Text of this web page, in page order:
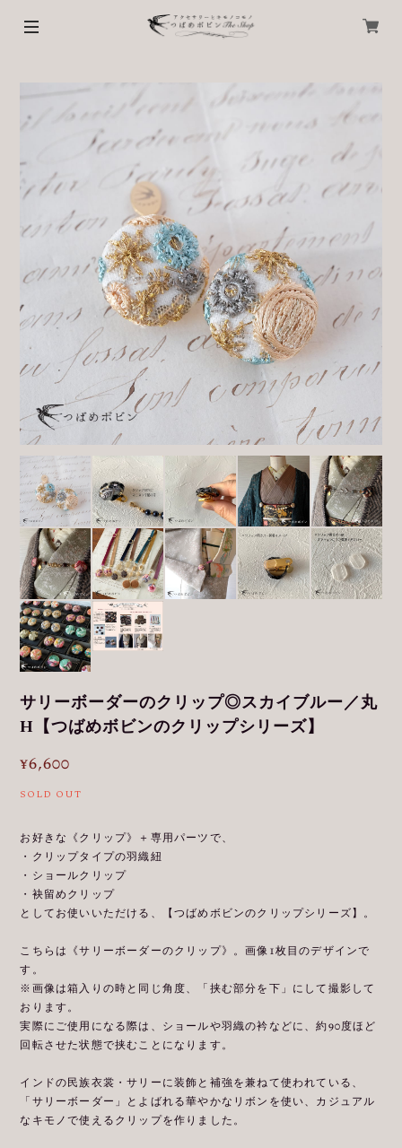
サリーボーダーのクリップ◎スカイブルー／丸
H【つばめボビンのクリップシリーズ】
¥6,600
SOLD OUT
お好きな《クリップ》＋専用パーツで、
・クリップタイプの羽織紐
・ショールクリップ
・袂留めクリップ
としてお使いいただける、【つばめボビンのクリップシリーズ】。
こちらは《サリーボーダーのクリップ》。画像1枚目のデザインで
す。
※画像は箱入りの時と同じ角度、「挟む部分を下」にして撮影して
おります。
実際にご使用になる際は、ショールや羽織の衿などに、約90度ほど
回転させた状態で挟むことになります。
インドの民族衣裳・サリーに装飾と補強を兼ねて使われている、
「サリーボーダー」とよばれる華やかなリボンを使い、カジュアル
なキモノで使えるクリップを作りました。